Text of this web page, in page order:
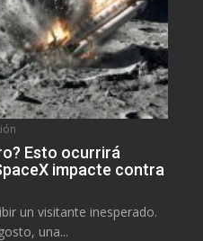
Esto ocurrirá
impacte contra
un visitante inesperado.
una...